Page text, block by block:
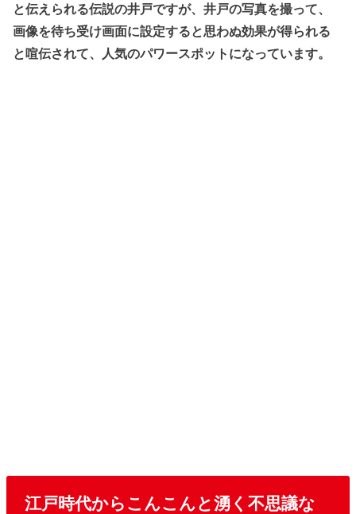
と伝えられる伝説の井戸ですが、井戸の写真を撮って、
画像を待ち受け画面に設定すると思わぬ効果が得られる
と喧伝されて、人気のパワースポットになっています。
江戸時代からこんこんと湧く不思議な